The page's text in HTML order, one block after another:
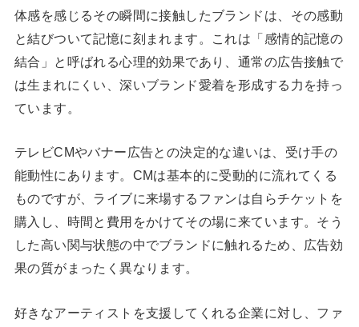
体感を感じるその瞬間に接触したブランドは、その感動
と結びついて記憶に刻まれます。これは「感情的記憶の
結合」と呼ばれる心理的効果であり、通常の広告接触で
は生まれにくい、深いブランド愛着を形成する力を持っ
ています。
テレビCMやバナー広告との決定的な違いは、受け手の
能動性にあります。CMは基本的に受動的に流れてくる
ものですが、ライブに来場するファンは自らチケットを
購入し、時間と費用をかけてその場に来ています。そう
した高い関与状態の中でブランドに触れるため、広告効
果の質がまったく異なります。
好きなアーティストを支援してくれる企業に対し、ファ